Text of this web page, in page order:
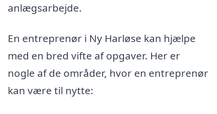
anlægsarbejde.
En entreprenør i Ny Harløse kan hjælpe
med en bred vifte af opgaver. Her er
nogle af de områder, hvor en entreprenør
kan være til nytte: